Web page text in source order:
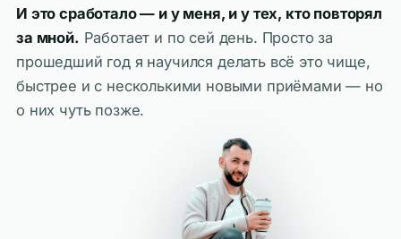
И это сработало — и у меня, и у тех, кто повторял
за мной. Работает и по сей день. Просто за
прошедший год я научился делать всё это чище,
быстрее и с несколькими новыми приёмами — но
о них чуть позже.